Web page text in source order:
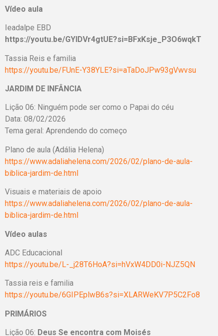
Vídeo aula
Ieadalpe EBD
https://youtu.be/GYIDVr4gtUE?si=BFxKsje_P3O6wqkT
Tassia Reis e familia
https://youtu.be/FUnE-Y38YLE?si=aTaDoJPw93gVwvsu
JARDIM DE INFÂNCIA
Lição 06: Ninguém pode ser como o Papai do céu
Data: 08/02/2026
Tema geral: Aprendendo do começo
Plano de aula (Adália Helena)
https://www.adaliahelena.com/2026/02/plano-de-aula-
biblica-jardim-de.html
Visuais e materiais de apoio
https://www.adaliahelena.com/2026/02/plano-de-aula-
biblica-jardim-de.html
Vídeo aulas
ADC Educacional
https://youtu.be/L-_j28T6HoA?si=hVxW4DD0i-NJZ5QN
Tassia reis e familia
https://youtu.be/6GIPEplwB6s?si=XLARWeKV7P5C2Fo8
PRIMÁRIOS
Lição 06: Deus Se encontra com Moisés